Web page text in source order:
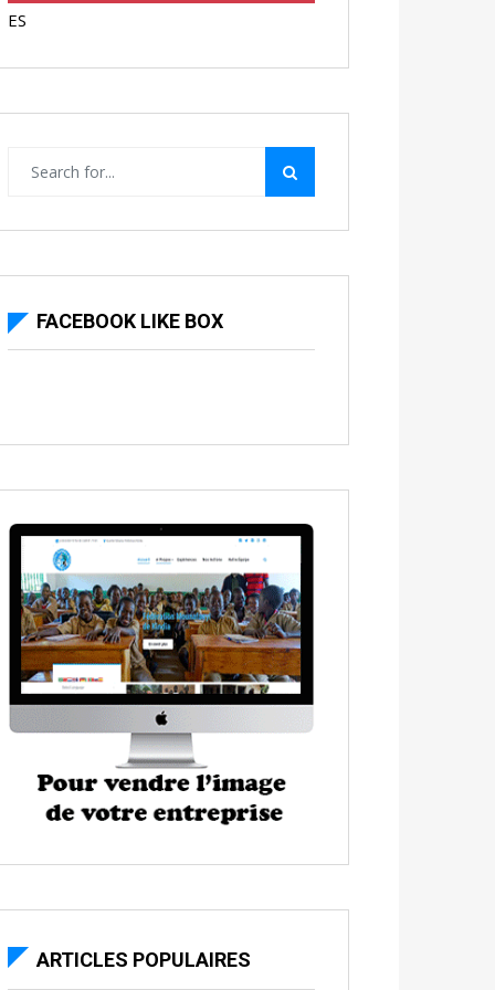
ES
FACEBOOK LIKE BOX
ARTICLES POPULAIRES